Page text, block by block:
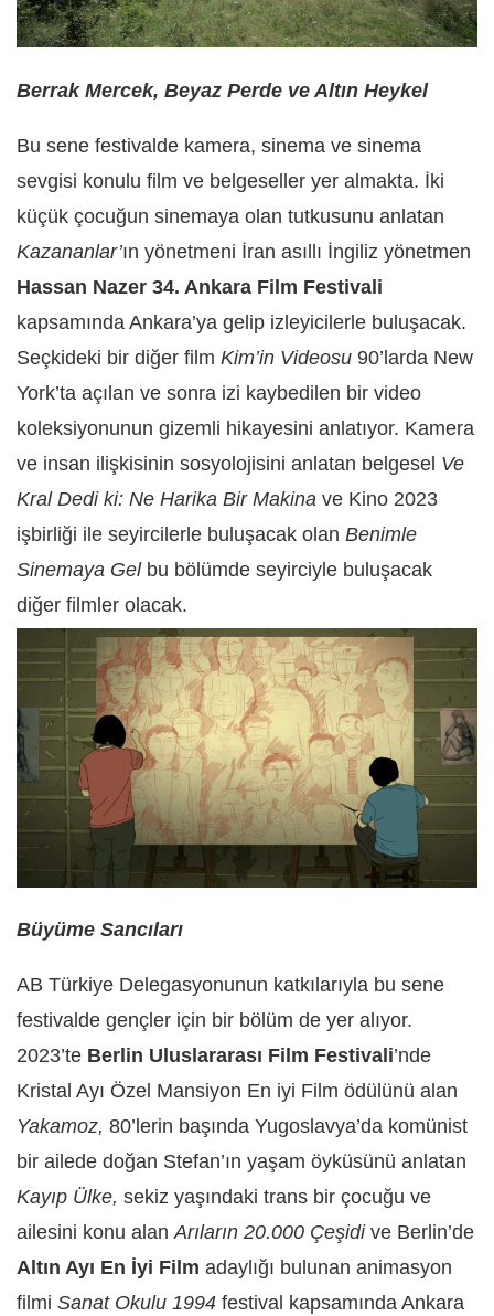
Berrak Mercek, Beyaz Perde ve Altın Heykel
Bu sene festivalde kamera, sinema ve sinema
sevgisi konulu film ve belgeseller yer almakta. İki
küçük çocuğun sinemaya olan tutkusunu anlatan
Kazananlar’ın yönetmeni İran asıllı İngiliz yönetmen
Hassan Nazer 34. Ankara Film Festivali
kapsamında Ankara’ya gelip izleyicilerle buluşacak.
Seçkideki bir diğer film Kim’in Videosu 90’larda New
York’ta açılan ve sonra izi kaybedilen bir video
koleksiyonunun gizemli hikayesini anlatıyor. Kamera
ve insan ilişkisinin sosyolojisini anlatan belgesel Ve
Kral Dedi ki: Ne Harika Bir Makina ve Kino 2023
işbirliği ile seyircilerle buluşacak olan Benimle
Sinemaya Gel bu bölümde seyirciyle buluşacak
diğer filmler olacak.
Büyüme Sancıları
AB Türkiye Delegasyonunun katkılarıyla bu sene
festivalde gençler için bir bölüm de yer alıyor.
2023’te Berlin Uluslararası Film Festivali’nde
Kristal Ayı Özel Mansiyon En iyi Film ödülünü alan
Yakamoz, 80’lerin başında Yugoslavya’da komünist
bir ailede doğan Stefan’ın yaşam öyküsünü anlatan
Kayıp Ülke, sekiz yaşındaki trans bir çocuğu ve
ailesini konu alanArıların 20.000 Çeşidi ve Berlin’de
Altın Ayı En İyi Film adaylığı bulunan animasyon
filmi Sanat Okulu 1994 festival kapsamında Ankara